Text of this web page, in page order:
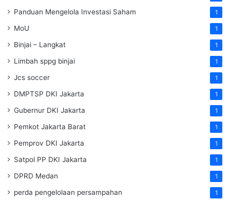
Panduan Mengelola Investasi Saham 1
MoU 1
Binjai – Langkat 1
Limbah sppg binjai 1
Jcs soccer 1
DMPTSP DKI Jakarta 1
Gubernur DKI Jakarta 1
Pemkot Jakarta Barat 1
Pemprov DKI Jakarta 1
Satpol PP DKI Jakarta 1
DPRD Medan 1
perda pengelolaan persampahan 1